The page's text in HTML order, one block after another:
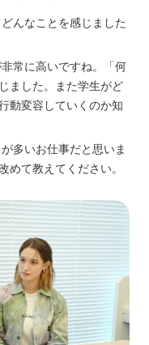
んなことを感じました
常に高いですね。「何
ました。また学生がど
動変容していくのか知
多いお仕事だと思いま
めて教えてください。